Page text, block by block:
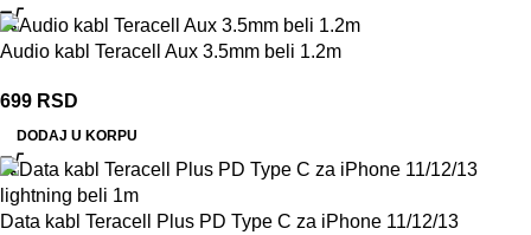
Audio kabl Teracell Aux 3.5mm beli 1.2m
699 RSD
DODAJ U KORPU
Data kabl Teracell Plus PD Type C za iPhone 11/12/13